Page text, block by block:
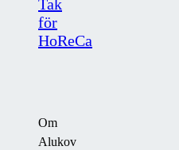
Tak
för
HoReCa
Om
Alukov